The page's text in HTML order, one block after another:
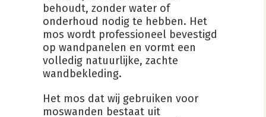
behoudt, zonder water of
onderhoud nodig te hebben. Het
mos wordt professioneel bevestigd
op wandpanelen en vormt een
volledig natuurlijke, zachte
wandbekleding.
Het mos dat wij gebruiken voor
moswanden bestaat uit